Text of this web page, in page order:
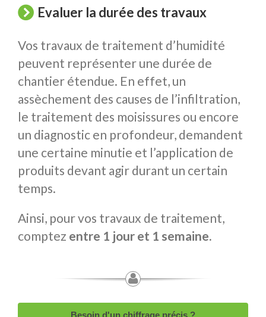
Evaluer la durée des travaux
Vos travaux de traitement d’humidité
peuvent représenter une durée de
chantier étendue. En effet, un
assèchement des causes de l’infiltration,
le traitement des moisissures ou encore
un diagnostic en profondeur, demandent
une certaine minutie et l’application de
produits devant agir durant un certain
temps.
Ainsi, pour vos travaux de traitement,
comptez entre 1 jour et 1 semaine.
Besoin d'un chiffrage précis ?